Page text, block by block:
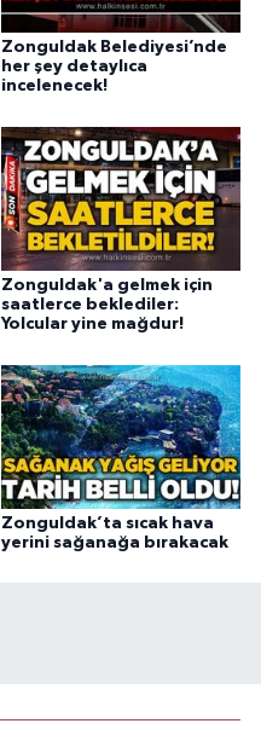
Zonguldak Belediyesi’nde
her şey detaylıca
incelenecek!
Zonguldak'a gelmek için
saatlerce beklediler:
Yolcular yine mağdur!
Zonguldak’ta sıcak hava
yerini sağanağa bırakacak